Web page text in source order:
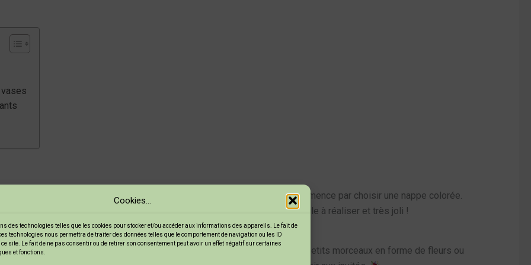
Cookies...
des technologies telles que les cookies pour stocker et/ou accéder aux informations des appareils. Le fait de
technologies nous permettra de traiter des données telles que le comportement de navigation ou les ID
site. Le fait de ne pas consentir ou de retirer son consentement peut avoir un effet négatif sur certaines
et fonctions.
par la table de goûter. C’est le cœur de la fête ! Pour un effet visuel, commence par choisir une nappe colorée.
tu de quelques marque-places en
? C’est super facile à réaliser et très joli !
non toxique. Avec les enfants, c’est un projet amusant ! Forme des petits morceaux en forme de fleurs ou